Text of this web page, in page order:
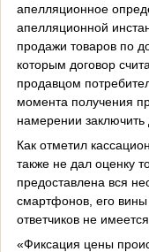
апелляционное
апелляционной
продажи товаров по
которым договор
продавцом
момента получения
намерении заключить
Как отметил
также не дал оценку
предоставлена вся
смартфонов, его
ответчиков не имеется.
«Фиксация цены